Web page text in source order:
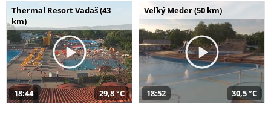
Thermal Resort Vadaš (43
km)
18:44 29,8 °C
Veľký Meder (50 km)
18:52 30,5 °C